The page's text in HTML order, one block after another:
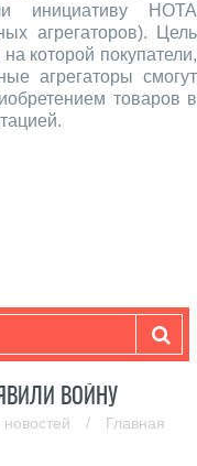
инициативу НОТА
агрегаторов). Цель
которой покупатели,
агрегаторы смогут
товаров в
ВОЙНУ
/ Главная